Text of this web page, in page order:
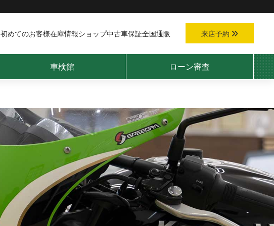
初めてのお客様在庫情報ショップ中古車保証全国通販 来店予約
車検館 ローン審査